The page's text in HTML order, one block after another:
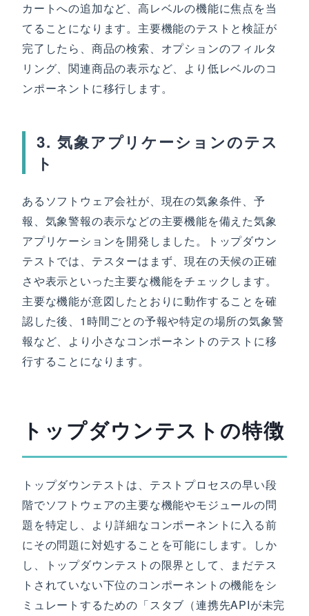
カートへの追加など、高レベルの機能に焦点を当
てることになります。主要機能のテストと検証が
完了したら、商品の検索、オプションのフィルタ
リング、関連商品の表示など、より低レベルのコ
ンポーネントに移行します。
3. 気象アプリケーションのテス
ト
あるソフトウェア会社が、現在の気象条件、予
報、気象警報の表示などの主要機能を備えた気象
アプリケーションを開発しました。トップダウン
テストでは、テスターはまず、現在の天候の正確
さや表示といった主要な機能をチェックします。
主要な機能が意図したとおりに動作することを確
認した後、1時間ごとの予報や特定の場所の気象警
報など、より小さなコンポーネントのテストに移
行することになります。
トップダウンテストの特徴
トップダウンテストは、テストプロセスの早い段
階でソフトウェアの主要な機能やモジュールの問
題を特定し、より詳細なコンポーネントに入る前
にその問題に対処することを可能にします。しか
し、トップダウンテストの限界として、まだテス
トされていない下位のコンポーネントの機能をシ
ミュレートするための「スタブ（連携先APIが未完